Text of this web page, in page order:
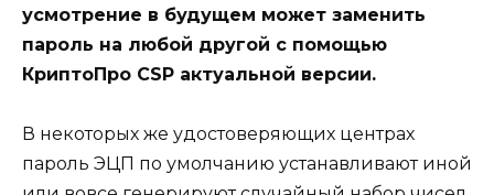
усмотрение в будущем может заменить
пароль на любой другой с помощью
КриптоПро CSP актуальной версии.
В некоторых же удостоверяющих центрах
пароль ЭЦП по умолчанию устанавливают иной